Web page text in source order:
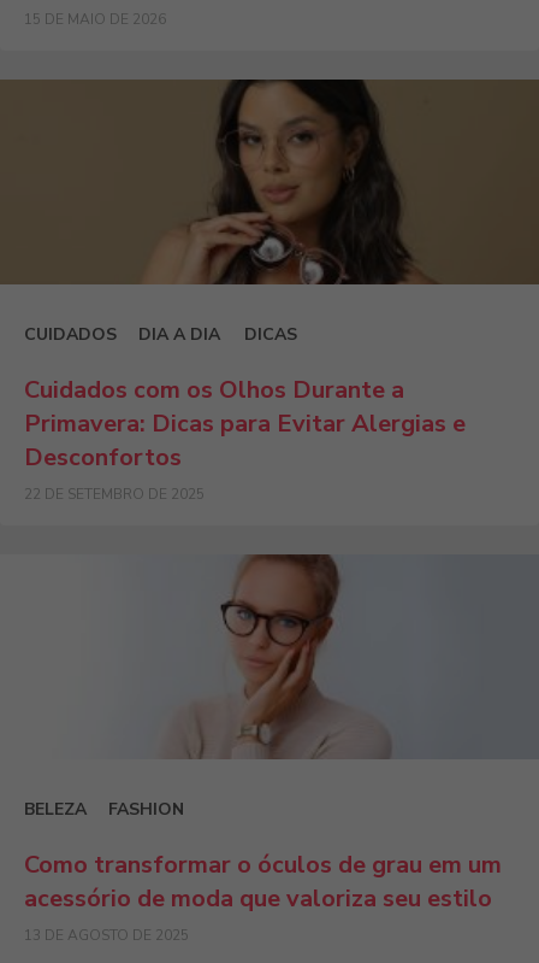
15 DE MAIO DE 2026
CUIDADOS DIA A DIA DICAS
Cuidados com os Olhos Durante a
Primavera: Dicas para Evitar Alergias e
Desconfortos
22 DE SETEMBRO DE 2025
BELEZA FASHION
Como transformar o óculos de grau em um
acessório de moda que valoriza seu estilo
13 DE AGOSTO DE 2025